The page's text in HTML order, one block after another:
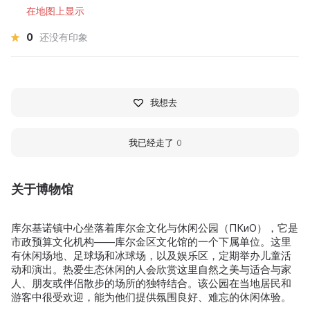
关于博物馆
库尔基诺镇中心坐落着库尔金文化与休闲公园（ПКиО），它是
市政预算文化机构——库尔金区文化馆的一个下属单位。这里
有休闲场地、足球场和冰球场，以及娱乐区，定期举办儿童活
动和演出。热爱生态休闲的人会欣赏这里自然之美与适合与家
人、朋友或伴侣散步的场所的独特结合。该公园在当地居民和
游客中很受欢迎，能为他们提供氛围良好、难忘的休闲体验。
在地图上显示
0 还没有印象
我想去
我已经走了 0